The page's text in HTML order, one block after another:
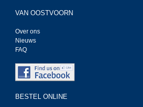
VAN OOSTVOORN
Over ons
Nieuws
FAQ
BESTEL ONLINE